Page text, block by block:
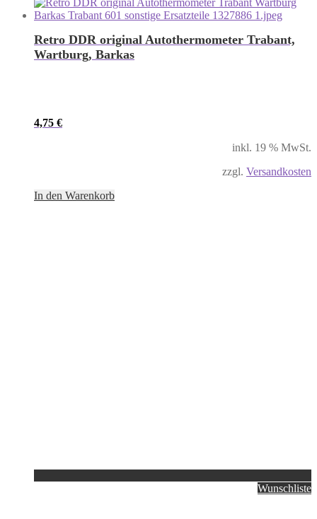
Retro DDR original Autothermometer Trabant,
Wartburg, Barkas
4,75 €
inkl. 19 % MwSt.
zzgl. Versandkosten
In den Warenkorb
Wunschliste